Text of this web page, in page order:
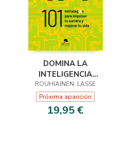
DOMINA LA
INTELIGENCIA
ARTIFICIAL ANTES
DE QUE ELLA TE
DOMINE A TI
ROUHIAINEN, LASSE
Próxima aparición
19,95 €